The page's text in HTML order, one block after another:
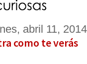
abril 11, 2014
como te verás